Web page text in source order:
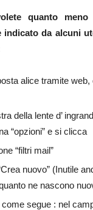
quanto
indicato da alcuni
alice tramite
della lente d’
“opzioni” e si clicca
“filtri mail”
nuovo” (Inutile
ne nascono
segue : nel